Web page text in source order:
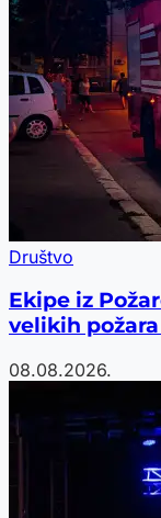
Društvo
Ekipe iz
velikih
08.08.2026.